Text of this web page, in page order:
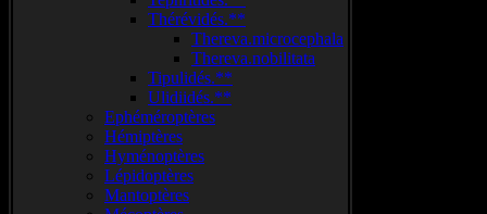
Thérévidés.**
Thereva.microcephala
Thereva.nobilitata
Tipulidés.**
Ulidiidés.**
Ephéméroptères
Hémiptères
Hyménoptères
Lépidoptères
Mantoptères